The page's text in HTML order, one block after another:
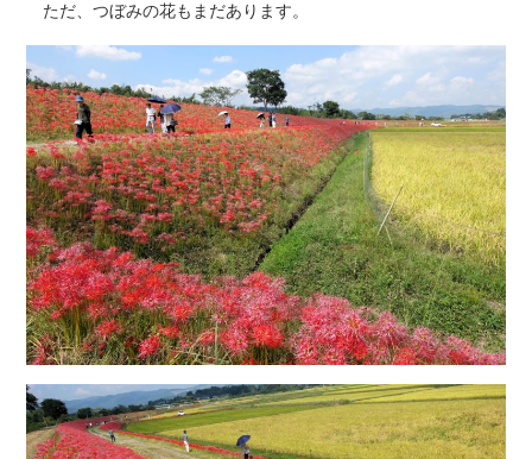
ただ、つぼみの花もまだあります。